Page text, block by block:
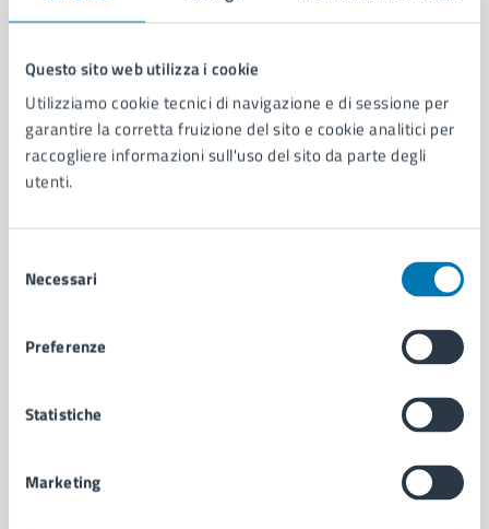
Questo sito web utilizza i cookie
Utilizziamo cookie tecnici di navigazione e di sessione per
garantire la corretta fruizione del sito e cookie analitici per
raccogliere informazioni sull'uso del sito da parte degli
utenti.
delNecessari
Preferenze
Statistiche
Marketing
Comune di Napoli
AMMINISTRAZIONE
Aree amministrative
Uffici
Personale amministrativo
Intranet, posta aziendale e protocollo
CATEGORIE DI SERVIZIO